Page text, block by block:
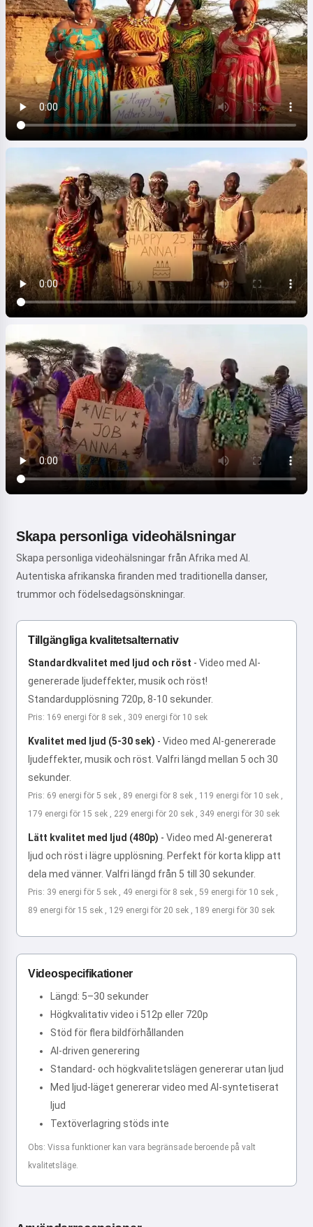
Skapa personliga videohälsningar
Skapa personliga videohälsningar från Afrika med AI.
Autentiska afrikanska firanden med traditionella danser,
trummor och födelsedagsönskningar.
Tillgängliga kvalitetsalternativ
Standardkvalitet med ljud och röst - Video med AI-
genererade ljudeffekter, musik och röst!
Standardupplösning 720p, 8-10 sekunder.
Pris: 169 energi för 8 sek , 309 energi för 10 sek
Kvalitet med ljud (5-30 sek) - Video med AI-genererade
ljudeffekter, musik och röst. Valfri längd mellan 5 och 30
sekunder.
Pris: 69 energi för 5 sek , 89 energi för 8 sek , 119 energi för 10 sek ,
179 energi för 15 sek , 229 energi för 20 sek , 349 energi för 30 sek
Lätt kvalitet med ljud (480p) - Video med AI-genererat
ljud och röst i lägre upplösning. Perfekt för korta klipp att
dela med vänner. Valfri längd från 5 till 30 sekunder.
Pris: 39 energi för 5 sek , 49 energi för 8 sek , 59 energi för 10 sek ,
89 energi för 15 sek , 129 energi för 20 sek , 189 energi för 30 sek
Videospecifikationer
Längd: 5–30 sekunder
Högkvalitativ video i 512p eller 720p
Stöd för flera bildförhållanden
AI-driven generering
Standard- och högkvalitetslägen genererar utan ljud
Med ljud-läget genererar video med AI-syntetiserat
ljud
Textöverlagring stöds inte
Obs: Vissa funktioner kan vara begränsade beroende på valt
kvalitetsläge.